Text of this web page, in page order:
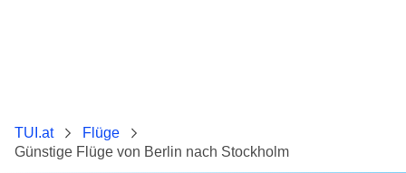
TUI.at
Flüge
Günstige Flüge von Berlin nach Stockholm